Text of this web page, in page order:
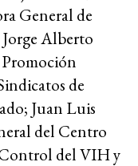
General de
Alberto
Promoción
de
Juan Luis
del Centro
del VIH y